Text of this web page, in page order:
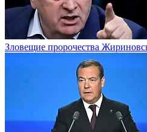
Зловещие пророчества